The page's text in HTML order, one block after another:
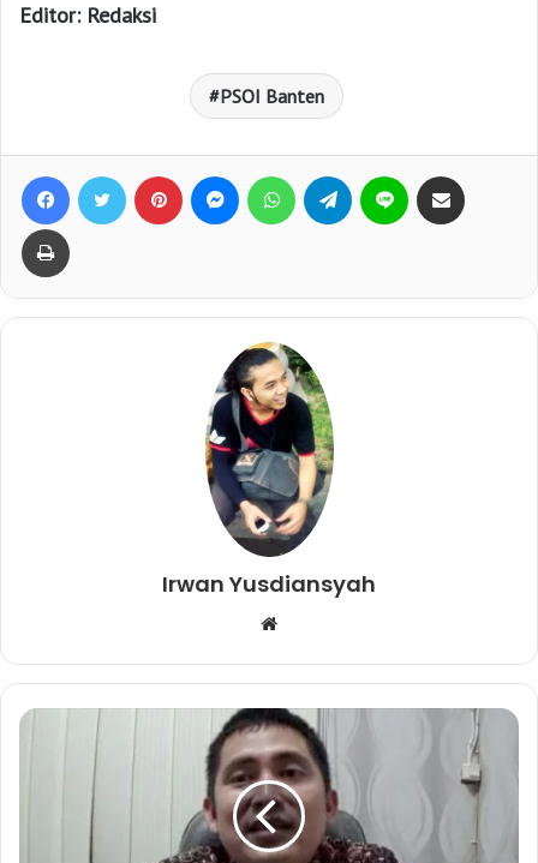
Editor: Redaksi
PSOI Banten
Irwan Yusdiansyah
b
s
i
t
e